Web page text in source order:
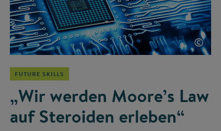
©
FUTURE SKILLS
„Wir werden Moore’s Law
auf Steroiden erleben“